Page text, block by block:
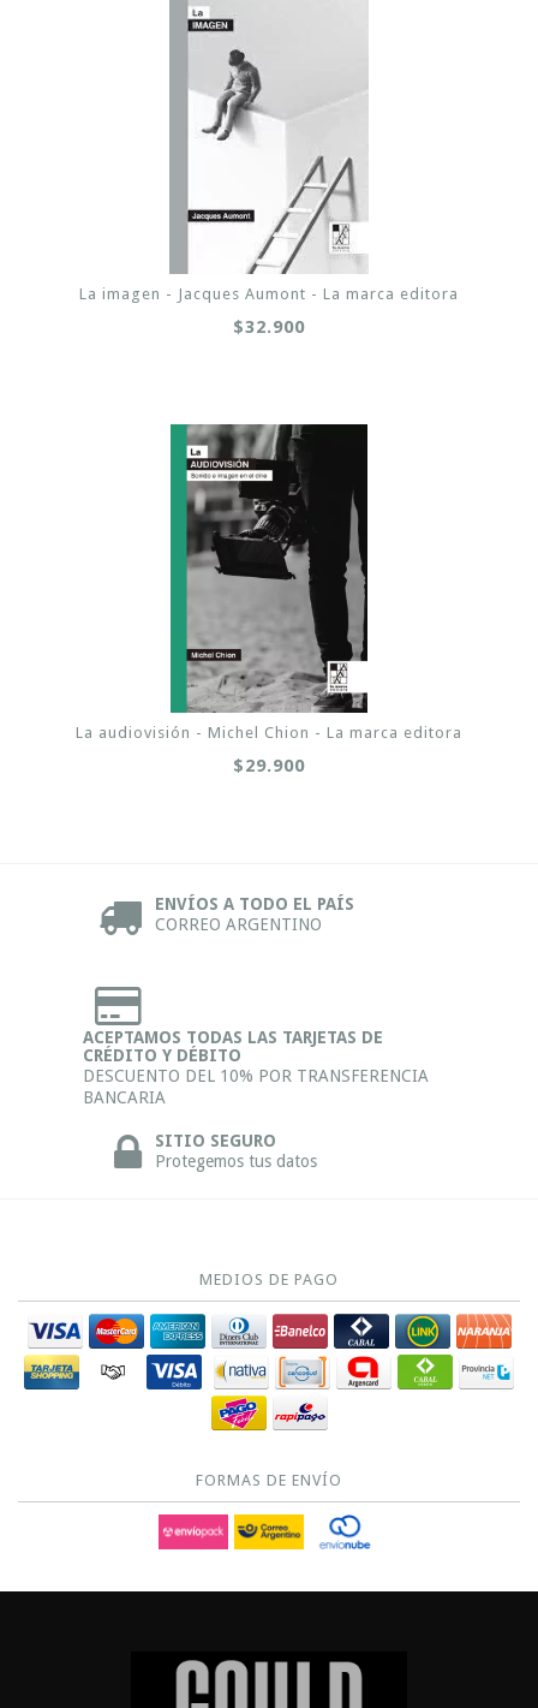
La imagen - Jacques Aumont - La marca editora
$32.900
La audiovisión - Michel Chion - La marca editora
$29.900
ENVÍOS A TODO EL PAÍS
CORREO ARGENTINO
ACEPTAMOS TODAS LAS TARJETAS DE
CRÉDITO Y DÉBITO
DESCUENTO DEL 10% POR TRANSFERENCIA
BANCARIA
SITIO SEGURO
Protegemos tus datos
MEDIOS DE PAGO
FORMAS DE ENVÍO